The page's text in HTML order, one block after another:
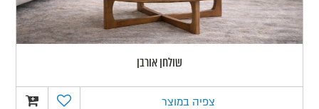
שולחן אורבן
צפיה במוצר